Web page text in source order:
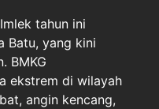
tahun ini
Batu, yang kini
BMKG
ekstrem di wilayah
angin kencang,